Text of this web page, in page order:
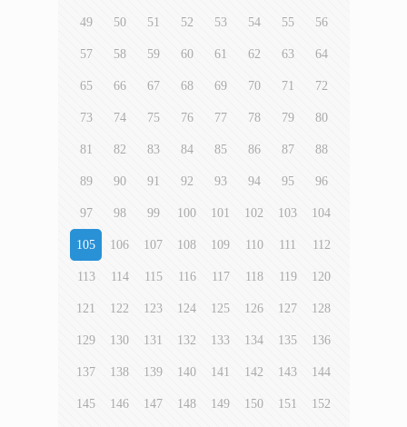
49 50 51 52 53 54 55 56
57 58 59 60 61 62 63 64
65 66 67 68 69 70 71 72
73 74 75 76 77 78 79 80
81 82 83 84 85 86 87 88
89 90 91 92 93 94 95 96
97 98 99 100 101 102 103 104
105 106 107 108 109 110 111 112
113 114 115 116 117 118 119 120
121 122 123 124 125 126 127 128
129 130 131 132 133 134 135 136
137 138 139 140 141 142 143 144
145 146 147 148 149 150 151 152